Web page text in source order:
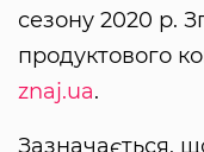
сезону 2020 р.
продуктового
znaj.ua.
Зазначається,